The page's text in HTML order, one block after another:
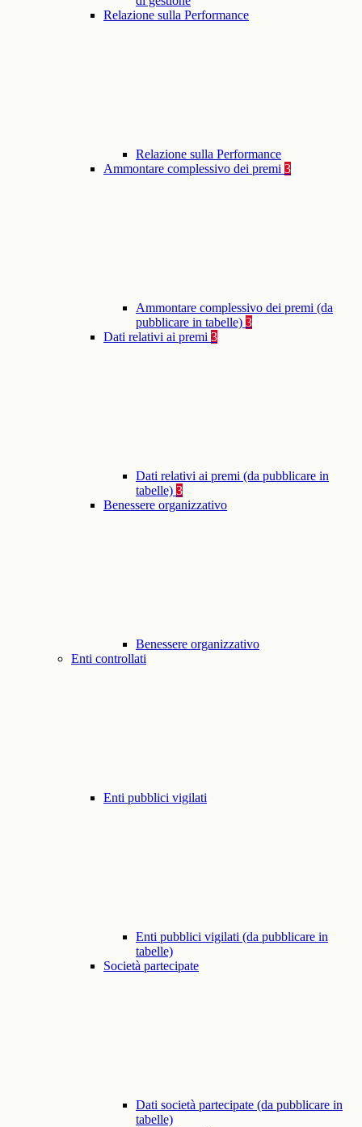
Relazione sulla Performance
Relazione sulla Performance
Ammontare complessivo dei premi 3
Ammontare complessivo dei premi (da
pubblicare in tabelle) 3
Dati relativi ai premi 3
Dati relativi ai premi (da pubblicare in
tabelle) 3
Benessere organizzativo
Benessere organizzativo
Enti controllati
Enti pubblici vigilati
Enti pubblici vigilati (da pubblicare in
tabelle)
Società partecipate
Dati società partecipate (da pubblicare in
tabelle)